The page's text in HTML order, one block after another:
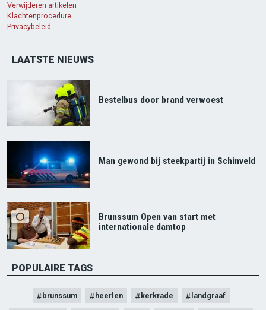
Verwijderen artikelen
Klachtenprocedure
Privacybeleid
LAATSTE NIEUWS
Bestelbus door brand verwoest
Man gewond bij steekpartij in Schinveld
Brunssum Open van start met
internationale damtop
POPULAIRE TAGS
brunssum heerlen kerkrade landgraaf